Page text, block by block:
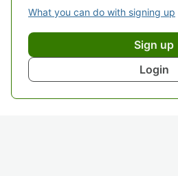
What you can do with signing up
Sign up
Login